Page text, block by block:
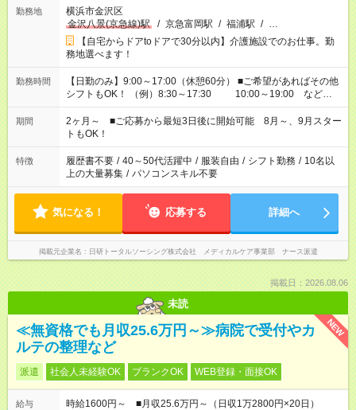
勤務地
横浜市金沢区
金沢八景(京急線)駅
/ 京急富岡駅 / 福浦駅 / …
【自宅からドアtoドアで30分以内】介護施設でのお仕事。勤
務地選べます！
勤務時間
【日勤のみ】9:00～17:00（休憩60分） ■ご希望があればその他
シフトもOK！ （例）8:30～17:30 10:00～19:00 など
「家族とお休みを合わせたい」 「できれば残業はしたくない」
など、あなたのご希望に沿ったお仕事をご紹介します！ ※Wワ
ーク希望の方へ 今ご覧のお仕事で希望する勤務時間と、もう1つ
のお仕事の勤務時間。 合計で週40時間を超える場合は応募でき
ません
期間
2ヶ月～ ■ご応募から最短3日後に開始可能 8月～、9月スター
トもOK！
特徴 履歴書不要 / 40～50代活躍中 / 服装自由 / シフト勤務 / 10名以
上の大量募集 / パソコンスキル不要
気になる！ 応募する 詳細へ
掲載元企業名 日研トータルソーシング株式会社 メディカルケア事業部 ナース派遣
掲載日：2026.08.06
未読
NEW
≪無資格でも月収25.6万円～≫病院で受付やカ
ルテの整理など
派遣 社会人未経験OK ブランクOK WEB登録・面接OK
給与
時給1600円～ ■月収25.6万円～（日収1万2800円×20日）